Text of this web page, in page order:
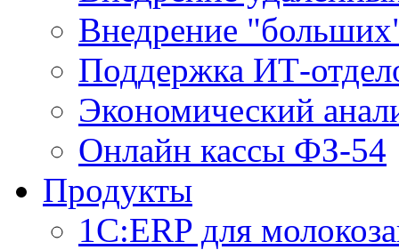
Внедрение
Поддержка ИТ-
Экономический
Онлайн кассы ФЗ-54
Продукты
1С:ERP для